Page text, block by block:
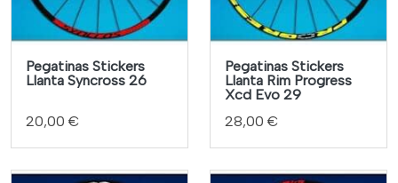
Pegatinas Stickers
Llanta Syncross 26
20,00 €
Pegatinas Stickers
Llanta Rim Progress
Xcd Evo 29
28,00 €